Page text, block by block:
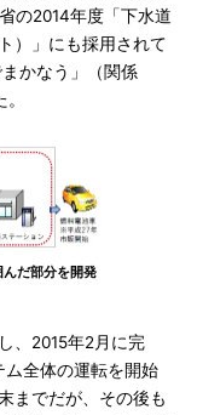
の2014年度「下水道
）」にも採用されて
かなう」（関係
だ部分を開発
、2015年2月に完
全体の運転を開始
までだが、その後も